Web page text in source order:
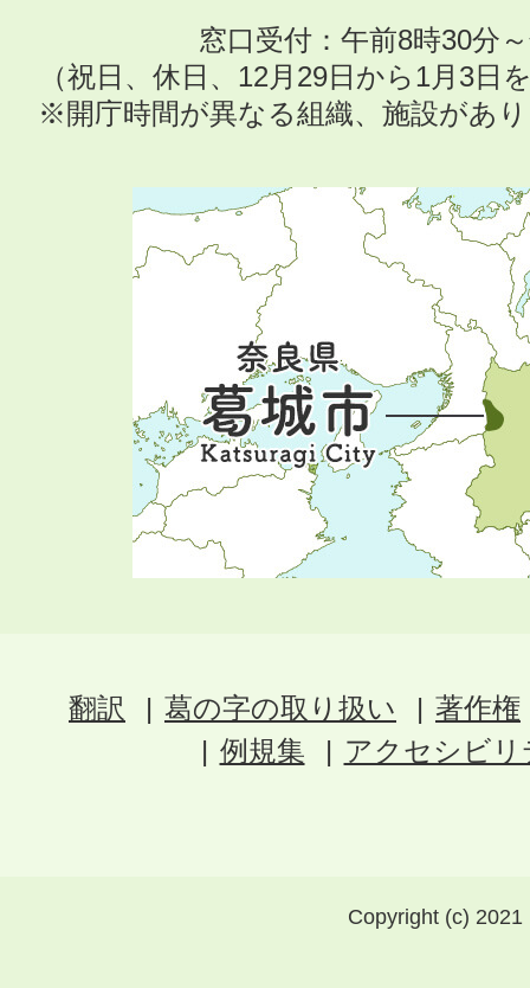
窓口受付：午前8時30分
（祝日、休日、12月29日から1月3日
※開庁時間が異なる組織、施設があ
翻訳 葛の字の取り扱い
著作権
例規集
アクセシビ
Copyright (c)